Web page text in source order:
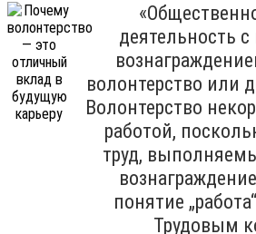
деятельность
волонтерство или
Волонтерство
работой,
труд,
понятие
Трудовым